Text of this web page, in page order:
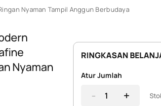
Nyaman Tampil Anggun Berbudaya
Nyaman
RINGKASAN
Atur Jumlah
- +